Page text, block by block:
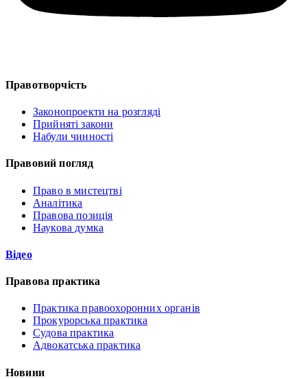
Правотворчість
Законопроекти на розгляді
Прийняті закони
Набули чинності
Правовий погляд
Право в мистецтві
Аналітика
Правова позиція
Наукова думка
Відео
Правова практика
Практика правоохоронних органів
Прокурорська практика
Судова практика
Адвокатська практика
Новини